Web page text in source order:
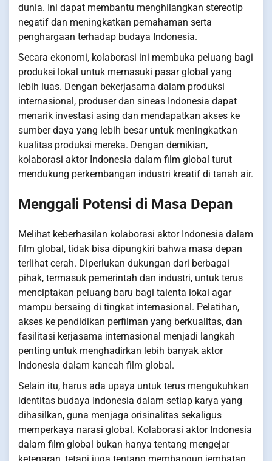
dunia. Ini dapat membantu menghilangkan stereotip
negatif dan meningkatkan pemahaman serta
penghargaan terhadap budaya Indonesia.
Secara ekonomi, kolaborasi ini membuka peluang bagi
produksi lokal untuk memasuki pasar global yang
lebih luas. Dengan bekerjasama dalam produksi
internasional, produser dan sineas Indonesia dapat
menarik investasi asing dan mendapatkan akses ke
sumber daya yang lebih besar untuk meningkatkan
kualitas produksi mereka. Dengan demikian,
kolaborasi aktor Indonesia dalam film global turut
mendukung perkembangan industri kreatif di tanah air.
Menggali Potensi di Masa Depan
Melihat keberhasilan kolaborasi aktor Indonesia dalam
film global, tidak bisa dipungkiri bahwa masa depan
terlihat cerah. Diperlukan dukungan dari berbagai
pihak, termasuk pemerintah dan industri, untuk terus
menciptakan peluang baru bagi talenta lokal agar
mampu bersaing di tingkat internasional. Pelatihan,
akses ke pendidikan perfilman yang berkualitas, dan
fasilitasi kerjasama internasional menjadi langkah
penting untuk menghadirkan lebih banyak aktor
Indonesia dalam kancah film global.
Selain itu, harus ada upaya untuk terus mengukuhkan
identitas budaya Indonesia dalam setiap karya yang
dihasilkan, guna menjaga orisinalitas sekaligus
memperkaya narasi global. Kolaborasi aktor Indonesia
dalam film global bukan hanya tentang mengejar